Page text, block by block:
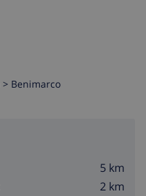
> Benimarco
5 km
2 km